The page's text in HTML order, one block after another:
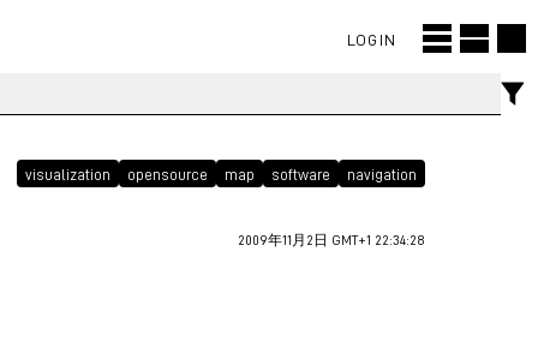
LOGIN
visualization opensource map software navigation
2009年11月2日 GMT+1 22:34:28